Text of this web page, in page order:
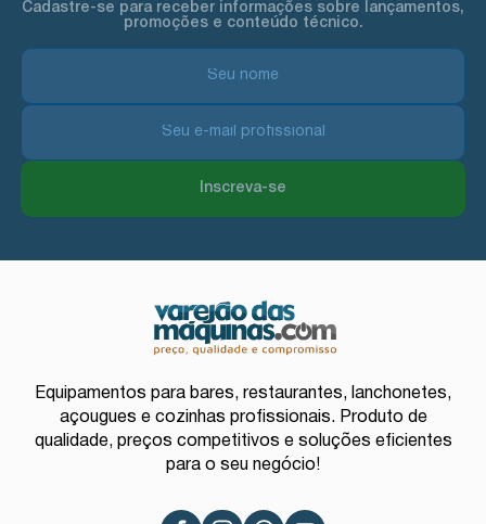
Cadastre-se para receber informações sobre lançamentos,
promoções e conteúdo técnico.
Inscreva-se
Equipamentos para bares, restaurantes, lanchonetes,
açougues e cozinhas profissionais. Produto de
qualidade, preços competitivos e soluções eficientes
para o seu negócio!